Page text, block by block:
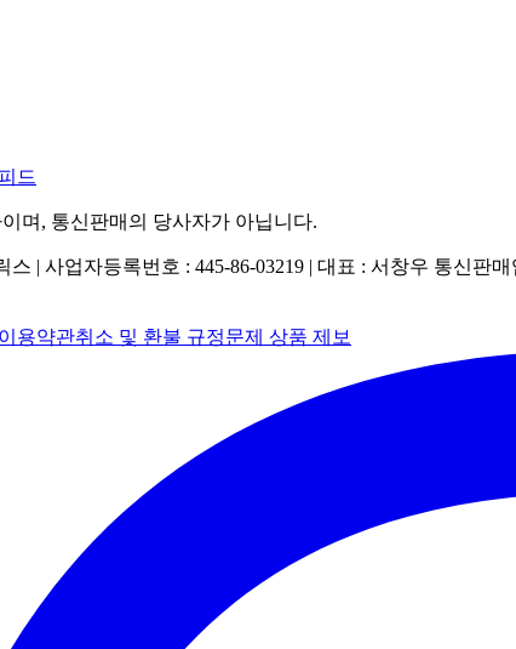
드
며, 통신판매의 당사자가 아닙니다.
| 사업자등록번호 : 445-86-03219 | 대표 : 서창우 통신판매
용약관취소 및 환불 규정문제 상품 제보